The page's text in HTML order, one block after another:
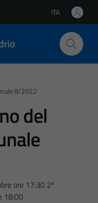
Lingua attiva:
ITA
8/2022
del
ore 17:30 2ª
18:00